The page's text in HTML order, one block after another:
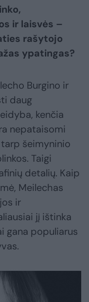
ir laisvės –
rašytojo
ypatingas?
Burgino ir
daug
kenčia
nepataisomi
šeimyninio
Taigi
detalių. Kaip
Meilechas
ir
jį ištinka
gana populiarus